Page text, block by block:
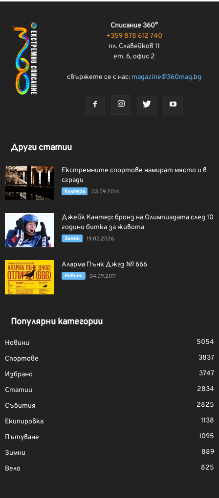
Списание 360°
+359 878 612 740
пл. Славейков 11
ет. 6, офис 2
свържете се с нас: magazine@360mag.bg
Други статии
Екстремните спортове намират място и в
сгради
Култура 03.09.2014
Джейк Кантер: бронз на Олимпиадата след 10
години битка за живота
Зимни 19.02.2026
Аларма Пънк Джаз № 666
Новини 04.09.2011
Популярни категории
Новини
5054
Спортове
3837
Избрано
3747
Статии
2834
Събития
2825
Екипировка
1138
Пътуване
1095
Зимни
889
Вело
825